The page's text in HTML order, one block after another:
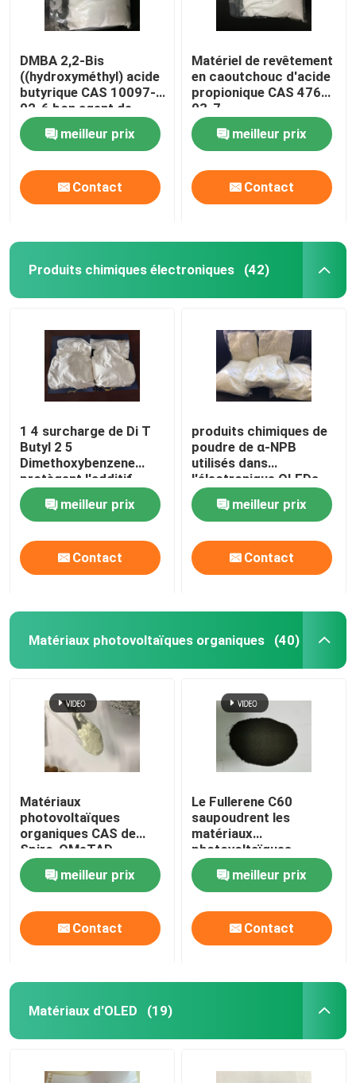
DMBA 2,2-Bis
((hydroxyméthyl) acide
butyrique CAS 10097-
02-6 bon agent de
liaison croisée et
hydrophile ou utilisé
pour produire un
système à haute
molécule à base d'eau
meilleur prix
Contact
Matériel de revêtement
en caoutchouc d'acide
propionique CAS 4767-
03-7
(hydroxyméthylique) de
DMPA 2,2-Bis
meilleur prix
Contact
Produits chimiques électroniques (42)
1 4 surcharge de Di T
Butyl 2 5
Dimethoxybenzene
protègent l'additif
d'électrolyte
meilleur prix
Contact
produits chimiques de
poudre de α-NPB
utilisés dans
l'électronique OLEDs
CAS 123847-85-8
meilleur prix
Contact
Matériaux photovoltaïques organiques (40)
Matériaux
photovoltaïques
organiques CAS de
Spiro-OMeTAD
207739-72-8
C81H68N4O8
meilleur prix
Contact
Le Fullerene C60
saupoudrent les
matériaux
photovoltaïques
organiques CAS
99685-96-8meilleur prix
Contact
Matériaux d'OLED (19)